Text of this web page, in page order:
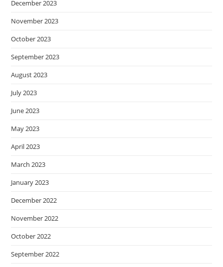
December 2023
November 2023
October 2023
September 2023
August 2023
July 2023
June 2023
May 2023
April 2023
March 2023
January 2023
December 2022
November 2022
October 2022
September 2022